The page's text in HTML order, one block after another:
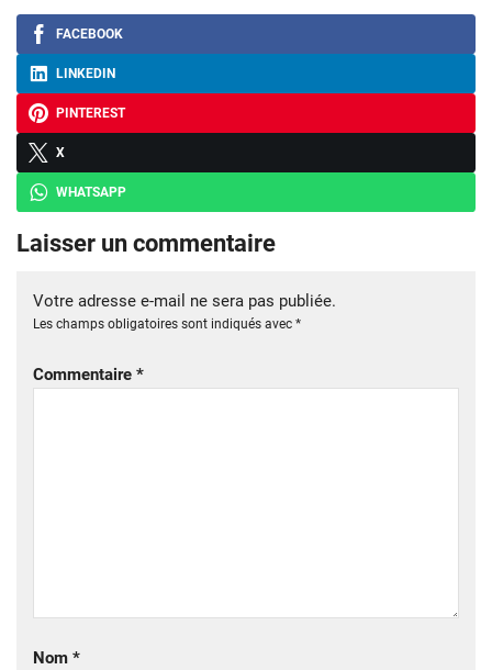
FACEBOOK
LINKEDIN
PINTEREST
X
WHATSAPP
Laisser un commentaire
Votre adresse e-mail ne sera pas publiée.
Les champs obligatoires sont indiqués avec *
Commentaire *
Nom *